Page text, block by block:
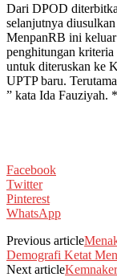
Dari DPOD
selanjutnya
MenpanRB ini keluar
penghitungan
untuk diteruskan ke
UPTP baru.
” kata Ida Fauziyah.
Facebook
Twitter
Pinterest
WhatsApp
Previous article
Demografi Ketat
Next article